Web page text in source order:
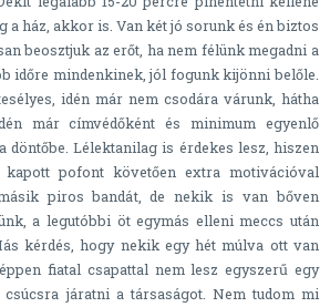
a ház, akkor is. Van két jó sorunk és én biztos
beosztjuk az erőt, ha nem félünk megadni a
időre mindenkinek, jól fogunk kijönni belőle.
idén már nem csodára várunk, hátha
már címvédőként és minimum egyenlő
döntőbe. Lélektanilag is érdekes lesz, hiszen
pofont követően extra motivációval
piros bandát, de nekik is van bőven
a legutóbbi öt egymás elleni meccs után
kérdés, hogy nekik egy hét múlva ott van
fiatal csapattal nem lesz egyszerű egy
járatni a társaságot. Nem tudom mi